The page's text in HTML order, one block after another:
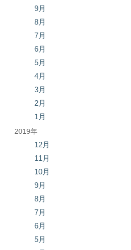
9月
8月
7月
6月
5月
4月
3月
2月
1月
2019年
12月
11月
10月
9月
8月
7月
6月
5月